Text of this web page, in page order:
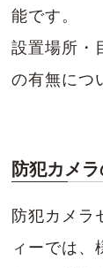
能です。
設置場所・
の有無につ
防犯カメ
防犯カメラ
ィーでは、